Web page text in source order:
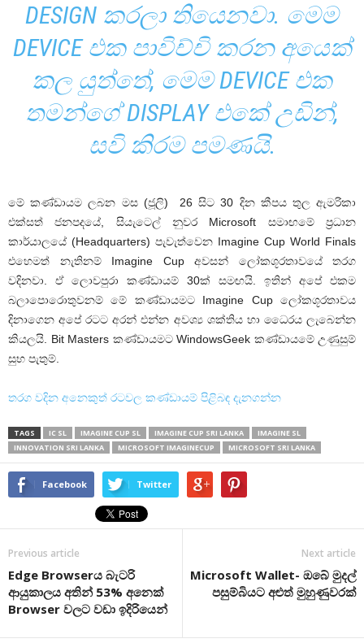
DESIGN කරලා තියෙනවා. මෙම
DEVICE එක පාවිච්චි කරන අයෙක්
කල යුත්තේ, මෙම DEVICE එක
තමන්ගේ DISPLAY එකේ උඩින්,
සවි කිරම පමණයි.
මේ කණ්ඩායම ලබන මස (ජූලි) 26 සිට 30 දින කීපය තුල ඇමරිකා
එක්සත් ජනපදයේ, සියැටෙල් නුවර Microsoft සමාඟමේ ප්‍රධාන
කාර්යාලයේ (Headquarters) පැවැත්වෙන Imagine Cup World Finals
එහෙමත් නැතිනම් Imagine Cup අවසන් ලෝකශූරතාවයේ තරග
වදිනවා. ඒ ලොවපුරා කණ්ඩායම් 30ක් සමඟයි. ඉතින් අපේ එකම
බලාපොරොතුවනම් මේ කණ්ඩායමට Imagine Cup ලෝකශූරතාවය
දිනාගෙන අපේ රටට අරන් එන්න අවශ්‍ය ශක්තිය හා ධෛරය ලැබෙන්න
කියලයි. Bit Masters කණ්ඩායමට WindowsGeek කණ්ඩායමේ උණුසුම්
සුභ පැතුම්.
තරග වදින අනෙකුත් රටවල කණ්ඩායම් පිළිබඳ දැනගන්න
TAGS IC SL IMAGINE CUP SL IMAGINE CUP SRI LANKA
IMAGINE SL
INNOVATION SRI LANKA
MICROSOFT IMAGINECUP MICROSOFT SRI LANKA
Facebook Twitter
Previous article
Edge Browserය බැටරි
ආයුකාලය අතින් 53% අනෙක්
Browser වලට වඩා ඉදිරියෙන්
Next article
Microsoft Wallet- ඔබේ මුදල්
පසුම්බියට අළුත් මුහුණුවරක්